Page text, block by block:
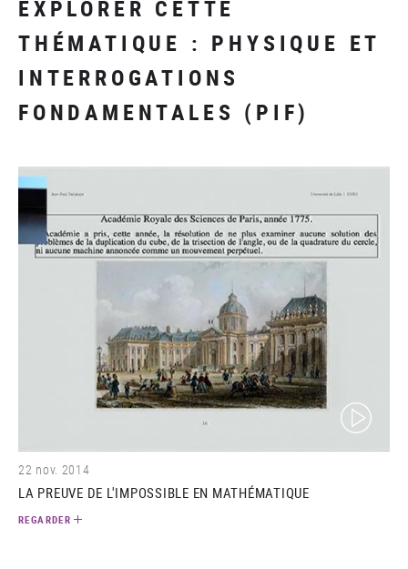
EXPLORER CETTE
THÉMATIQUE : PHYSIQUE ET
INTERROGATIONS
FONDAMENTALES (PIF)
(video)
22 nov. 2014
LA PREUVE DE L'IMPOSSIBLE EN MATHÉMATIQUE
REGARDER